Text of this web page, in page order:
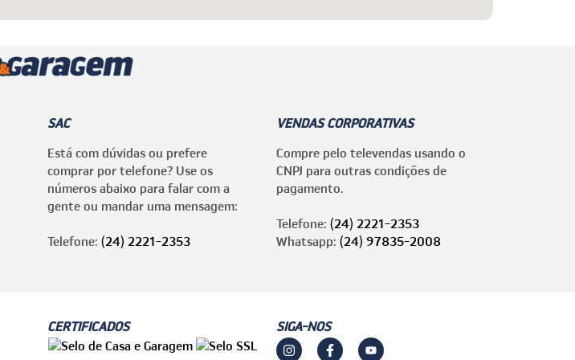
SAC
Está com dúvidas ou prefere
comprar por telefone? Use os
números abaixo para falar com a
gente ou mandar uma mensagem:
Telefone: (24) 2221-2353
VENDAS CORPORATIVAS
Compre pelo televendas usando o
CNPJ para outras condições de
pagamento.
Telefone: (24) 2221-2353
Whatsapp: (24) 97835-2008
CERTIFICADOS SIGA-NOS